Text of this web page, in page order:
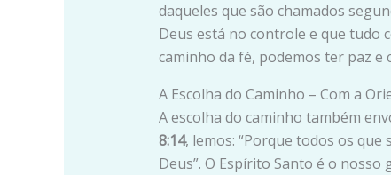
daqueles que são chamados
Deus está no controle e que tudo
caminho da fé, podemos ter paz e
A Escolha do Caminho – Com a
A escolha do caminho também
8:14, lemos: “Porque todos os
Deus”. O Espírito Santo é o